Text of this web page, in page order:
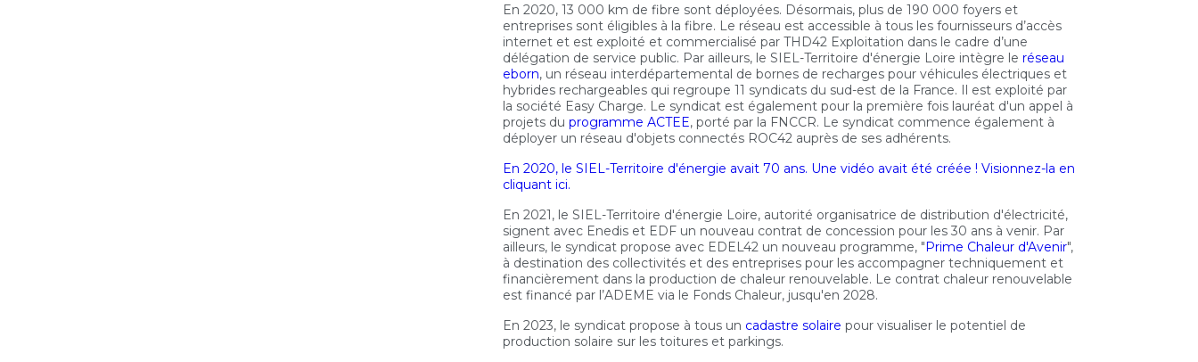
En 2020, 13 000 km de fibre sont déployées. Désormais, plus de 190 000 foyers et
entreprises sont éligibles à la fibre. Le réseau est accessible à tous les fournisseurs d’accès
internet et est exploité et commercialisé par THD42 Exploitation dans le cadre d’une
délégation de service public. Par ailleurs, le SIEL-Territoire d'énergie Loire intègre leréseau
eborn, un réseau interdépartemental de bornes de recharges pour véhicules électriques et
hybrides rechargeables qui regroupe 11 syndicats du sud-est de la France. Il est exploité par
la société Easy Charge. Le syndicat est également pour la première fois lauréat d'un appel à
projets duprogramme ACTEE, porté par la FNCCR. Le syndicat commence également à
déployer un réseau d'objets connectés ROC42 auprès de ses adhérents.
En 2020, le SIEL-Territoire d'énergie avait 70 ans. Une vidéo avait été créée ! Visionnez-la en
cliquant ici.
En 2021, le SIEL-Territoire d'énergie Loire, autorité organisatrice de distribution d'électricité,
signent avec Enedis et EDF un nouveau contrat de concession pour les 30 ans à venir. Par
ailleurs, le syndicat propose avec EDEL42 un nouveau programme, "Prime Chaleur d'Avenir",
à destination des collectivités et des entreprises pour les accompagner techniquement et
financièrement dans la production de chaleur renouvelable. Le contrat chaleur renouvelable
est financé par l’ADEME via le Fonds Chaleur, jusqu'en 2028.
En 2023, le syndicat propose à tous un cadastre solaire pour visualiser le potentiel de
production solaire sur les toitures et parkings.